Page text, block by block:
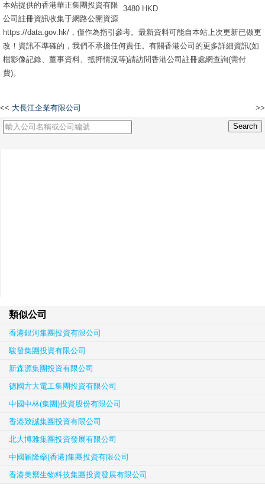
3480 HKD
本站提供的香港華正集團投資有限
公司註冊資訊收集于網路公開資源
https://data.gov.hk/，僅作為指引參考。最新資料可能自本站上次更新已做更
改！資訊不準確的，我們不承擔任何責任。有關香港公司的更多詳細資訊(如
檔影像記錄、董事資料、抵押情況等)請訪問香港公司註冊處網查詢(需付
費)。
<< 大長江企業有限公司 >>
類似公司
香港銀河集團投資有限公司
駿發集團投資有限公司
新森源集團投資有限公司
德國方大電工集團投資有限公司
中國中林(集團)投資股份有限公司
香港致誠集團投資有限公司
北大博雅集團投資發展有限公司
中國穎隆燊(香港)集團投資有限公司
香港美禦生物科技集團投資發展有限公司